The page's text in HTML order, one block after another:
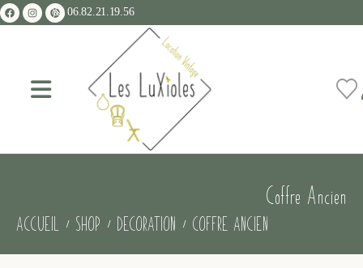
06.82.21.19.56
Coffre Ancien
ACCUEIL SHOP DECORATION COFFRE ANCIEN